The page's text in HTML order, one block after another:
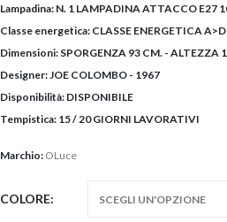
Lampadina: N. 1 LAMPADINA ATTACCO E27
Classe energetica: CLASSE ENERGETICA A>D
Dimensioni: SPORGENZA 93 CM. - ALTEZZA
Designer: JOE COLOMBO - 1967
Disponibilità: DISPONIBILE
Tempistica: 15 / 20 GIORNI LAVORATIVI
Marchio: OLuce
COLORE